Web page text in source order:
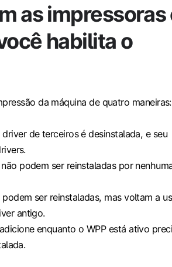
as impressoras
habilita o
da máquina de quatro maneiras:
de terceiros é desinstalada, e seu
podem ser reinstaladas por
podem ser reinstaladas, mas voltam a
antigo.
enquanto o WPP está ativo